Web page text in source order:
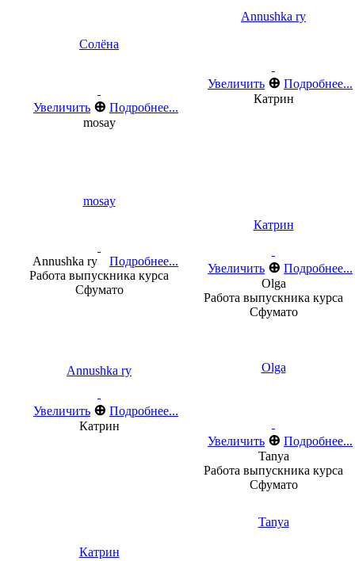
Солёна
Annushka ry
Увеличить ⊕ Подробнее...
mosay
mosay
Увеличить ⊕ Подробнее...
Катрин
Катрин
Подробнее...
Annushka ry
Работа выпускника курса
Сфумато
Annushka ry
Увеличить ⊕ Подробнее...
Olga
Работа выпускника курса
Сфумато
Olga
Увеличить ⊕ Подробнее...
Катрин
Катрин
Увеличить ⊕ Подробнее...
Tanya
Работа выпускника курса
Сфумато
Tanya